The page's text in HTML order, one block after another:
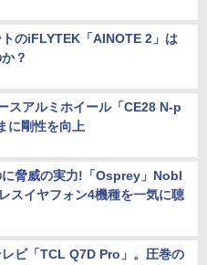
のiFLYTEK「AINOTE 2」は
？
スアルミホイール「CE28 N-p
に剛性を向上
に脅威の実力!「Osprey」Nobl
スイヤフォン4機種を一気に聴
ビ「TCL Q7D Pro」。圧巻の